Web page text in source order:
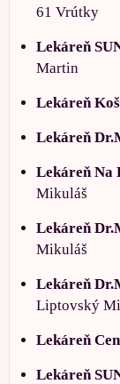
61 Vrútky
Lekáreň
Martin
Lekáreň
Lekáreň
Lekáreň Na
Mikuláš
Lekáreň
Mikuláš
Lekáreň
Liptovský
Lekáreň
Lekáreň